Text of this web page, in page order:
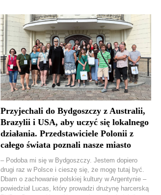
Przyjechali do Bydgoszczy z Australii,
Brazylii i USA, aby uczyć się lokalnego
działania. Przedstawiciele Polonii z
całego świata poznali nasze miasto
– Podoba mi się w Bydgoszczy. Jestem dopiero
drugi raz w Polsce i cieszę się, że mogę tutaj być.
Dbam o zachowanie polskiej kultury w Argentynie –
powiedział Lucas, który prowadzi drużynę harcerską